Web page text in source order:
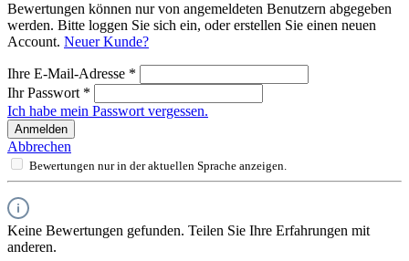
Bewertungen können nur von angemeldeten Benutzern abgegeben
werden. Bitte loggen Sie sich ein, oder erstellen Sie einen neuen
Account. Neuer Kunde?
Ihre E-Mail-Adresse *
Ihr Passwort *
Ich habe mein Passwort vergessen.
Anmelden
Abbrechen
Bewertungen nur in der aktuellen Sprache anzeigen.
Keine Bewertungen gefunden. Teilen Sie Ihre Erfahrungen mit
anderen.